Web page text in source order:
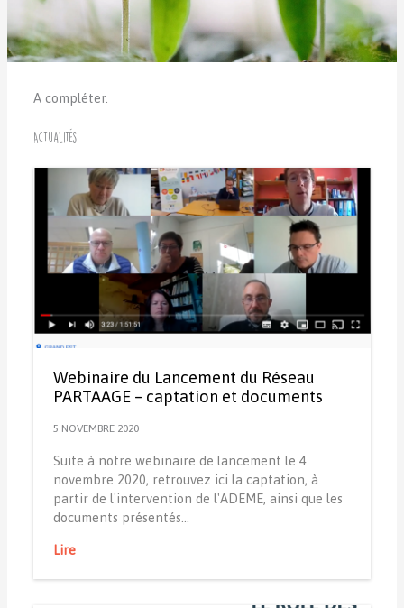
A compléter.
Actualités
Webinaire du Lancement du Réseau
PARTAAGE – captation et documents
5 NOVEMBRE 2020
Suite à notre webinaire de lancement le 4
novembre 2020, retrouvez ici la captation, à
partir de l'intervention de l'ADEME, ainsi que les
documents présentés…
Lire